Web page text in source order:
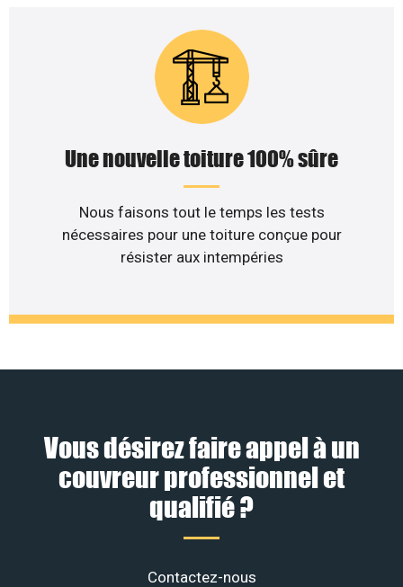
Une nouvelle toiture 100% sûre
Nous faisons tout le temps les tests
nécessaires pour une toiture conçue pour
résister aux intempéries
Vous désirez faire appel à un
couvreur professionnel et
qualifié ?
Contactez-nous